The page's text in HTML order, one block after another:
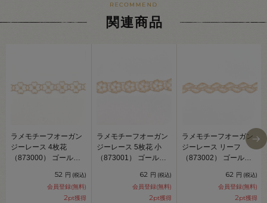
関連商品
ラメモチーフオーガン
ジーレース 4枚花
（873000） ゴールド
52 円 (税込)
会員登録(無料)
2pt獲得
ラメモチーフオーガン
ジーレース 5枚花 小
（873001） ゴールド
62 円 (税込)
会員登録(無料)
2pt獲得
ラメモチーフオーガン
ジーレース リーフ
（873002） ゴールド
62 円 (税込)
会員登録(無料)
2pt獲得